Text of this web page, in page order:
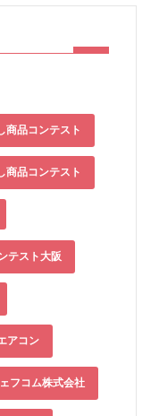
商品コンテスト
商品コンテスト
テスト大阪
アコン
フコム株式会社